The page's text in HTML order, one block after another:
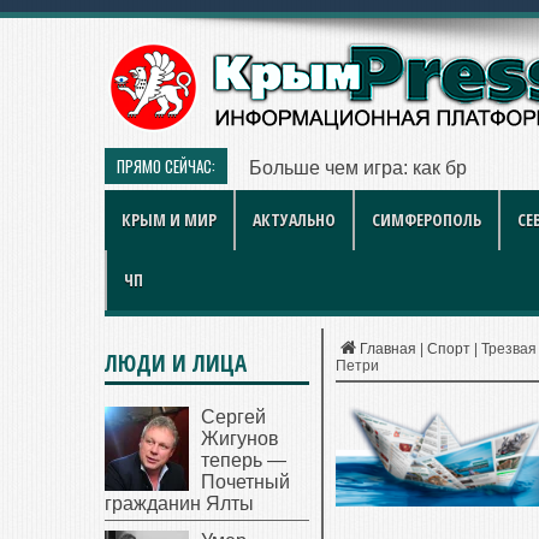
ПРЯМО СЕЙЧАС: Больше чем игра: как
КРЫМ И МИР АКТУАЛЬНО СИМФЕРОПОЛЬ
ЧП
Главная Спорт
Петри
ЛЮДИ И ЛИЦА
Сергей
Жигунов
теперь —
Почетный
гражданин Ялты